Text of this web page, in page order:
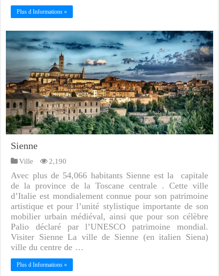
Plus d Informations »
Sienne
Ville 2,190
Avec plus de 54,066 habitants Sienne est la capitale
de la province de la Toscane centrale . Cette ville
d’Italie est mondialement connue pour son patrimoine
artistique et pour l’unité stylistique importante de son
mobilier urbain médiéval, ainsi que pour son célèbre
Palio déclaré par l’UNESCO patrimoine mondial.
Visiter Sienne La ville de Sienne (en italien Siena)
ville du centre de …
Plus d Informations »